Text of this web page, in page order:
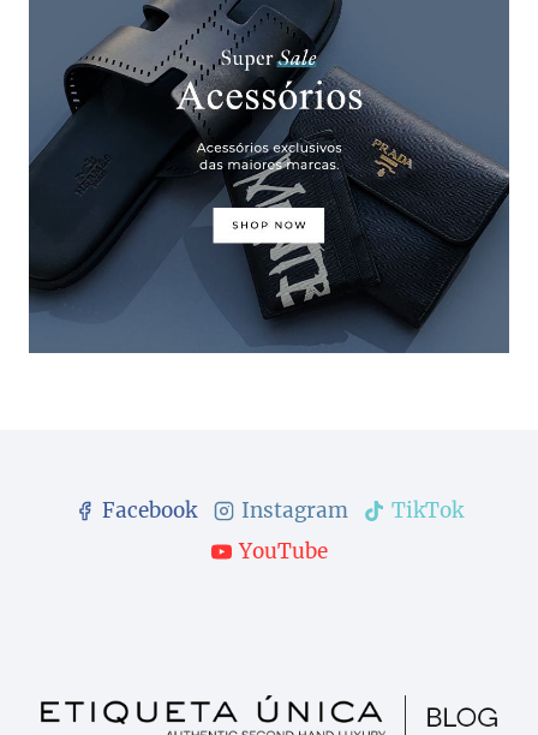
Facebook Instagram
TikTok
YouTube